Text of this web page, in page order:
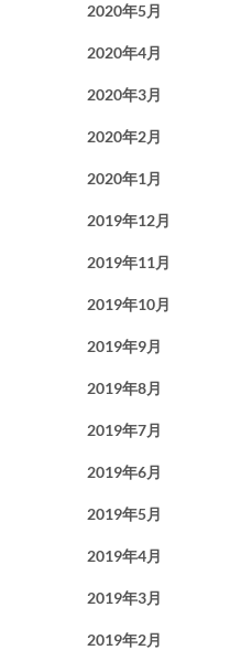
2020年5月
2020年4月
2020年3月
2020年2月
2020年1月
2019年12月
2019年11月
2019年10月
2019年9月
2019年8月
2019年7月
2019年6月
2019年5月
2019年4月
2019年3月
2019年2月